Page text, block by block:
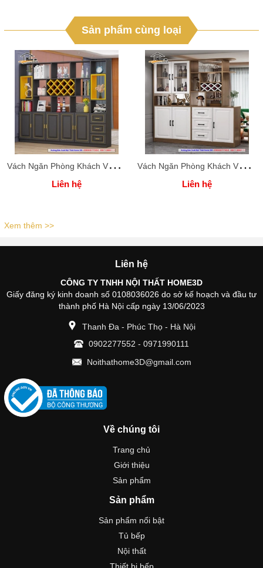
Sản phẩm cùng loại
V
ách Ngăn Phòng Khách Và Bếp ( Xưởng Nội Thất Home 3D )
Liên hệ
V
ách Ngăn Phòng Khách Và Bếp ( Xưởng Nội Thất Home 3D )
Liên hệ
Xem thêm >>
Liên hệ
CÔNG TY TNHH NỘI THẤT HOME3D
Giấy đăng ký kinh doanh số 0108036026 do sở kế hoạch và đầu tư
thành phố Hà Nội cấp ngày 13/06/2023
Thanh Đa - Phúc Thọ - Hà Nội
0902277552 - 0971990111
Noithathome3D@gmail.com
Về chúng tôi
Trang chủ
Giới thiệu
Sản phẩm
Sản phẩm
Sản phẩm nổi bật
Tủ bếp
Nội thất